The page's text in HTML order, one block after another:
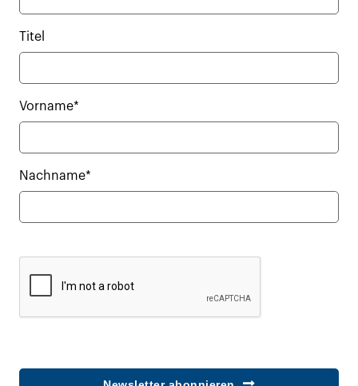
Titel
Vorname*
Nachname*